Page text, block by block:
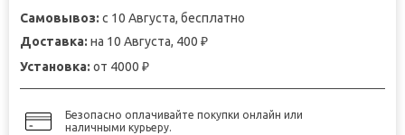
Самовывоз: с 10 Августа, бесплатно
Доставка: на 10 Августа, 400 ₽
Установка: от 4000 ₽
Безопасно оплачивайте покупки онлайн или
наличными курьеру.